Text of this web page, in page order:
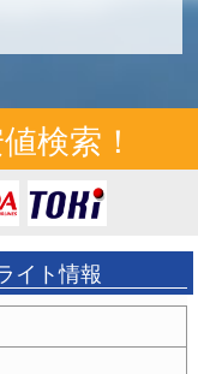
検索！
イト情報